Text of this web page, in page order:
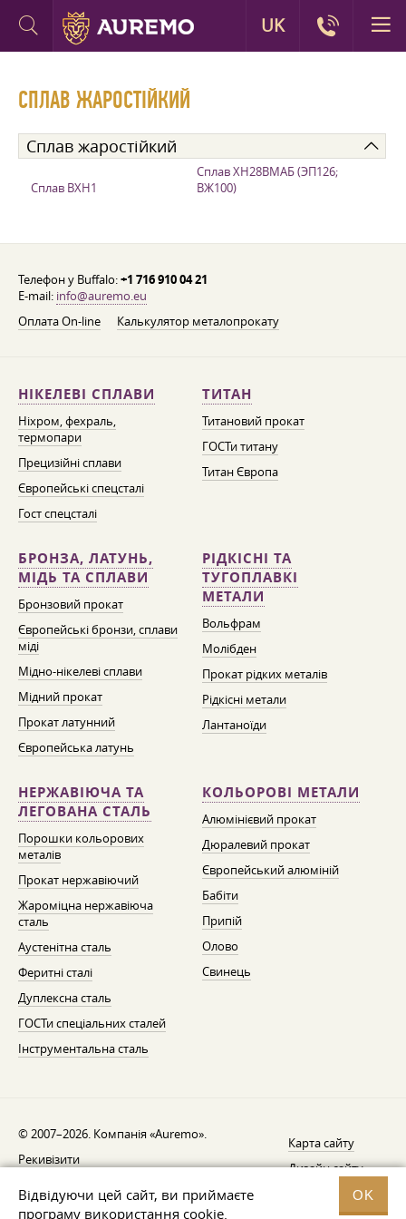
Відвідуючи цей сайт, ви приймаєте
програму використання cookie.
OK
СПЛАВ ЖАРОСТІЙКИЙ
Сплав жаростійкий
Сплав ВХН1
Сплав ХН28ВМАБ (ЭП126;
ВЖ100)
Телефон у Buffalo:+1 716 910 04 21
E-mail: info@auremo.eu
Оплата On-line
Калькулятор металопрокату
НІКЕЛЕВІ СПЛАВИ
Ніхром, фехраль,
термопари
Прецизійні сплави
Європейські спецсталі
Гост спецсталі
ТИТАН
Титановий прокат
ГОСТи титану
Титан Європа
БРОНЗА, ЛАТУНЬ,
МІДЬ ТА СПЛАВИ
Бронзовий прокат
Європейські бронзи, сплави
міді
Мідно-нікелеві сплави
Мідний прокат
Прокат латунний
Європейська латунь
РІДКІСНІ ТА
ТУГОПЛАВКІ
МЕТАЛИ
Вольфрам
Молібден
Прокат рідких металів
Рідкісні метали
Лантаноїди
НЕРЖАВІЮЧА ТА
ЛЕГОВАНА СТАЛЬ
Порошки кольорових
металів
Прокат нержавіючий
Жароміцна нержавіюча
сталь
Аустенітна сталь
Феритні сталі
Дуплексна сталь
ГОСТи спеціальних сталей
Інструментальна сталь
КОЛЬОРОВІ МЕТАЛИ
Алюмінієвий прокат
Дюралевий прокат
Європейський алюміній
Бабіти
Припій
Олово
Свинець
© 2007–2026. Компанія «Auremo».
Рекивізити
Повідомлення про відкликання
Карта сайту
Дизайн сайту —
UK